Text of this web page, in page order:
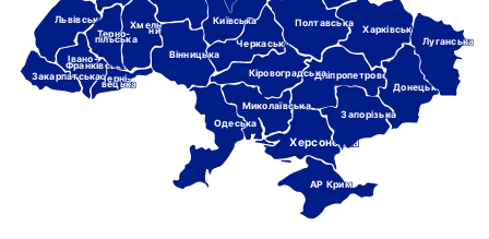
Черкаська
Черні-
вецька
Дніпропетровська
Донецька
Івано-
Франківська
Харківська
Херсонська
Хмель-
ницька
Кіровоградська
АР Крим
Київська
Луганська
Львівська
Миколаївська
Одеська
Полтавська
Терно-
пільська
Вінницька
Закарпатська
Запорізька